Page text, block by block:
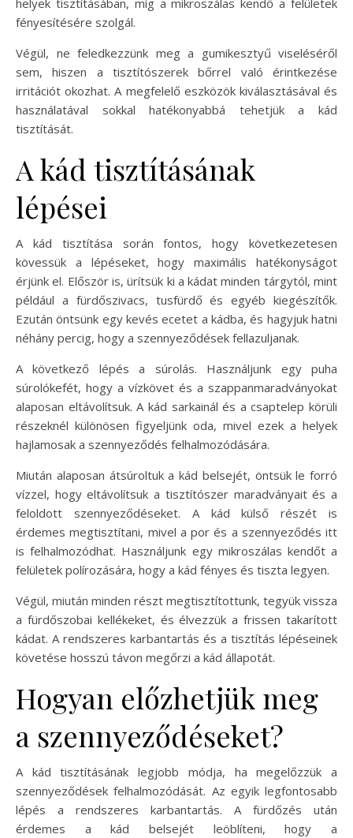
helyek tisztításában, míg a mikroszálas kendő a felületek
fényesítésére szolgál.
Végül, ne feledkezzünk meg a gumikesztyű viseléséről
sem, hiszen a tisztítószerek bőrrel való érintkezése
irritációt okozhat. A megfelelő eszközök kiválasztásával és
használatával sokkal hatékonyabbá tehetjük a kád
tisztítását.
A kád tisztításának
lépései
A kád tisztítása során fontos, hogy következetesen
kövessük a lépéseket, hogy maximális hatékonyságot
érjünk el. Először is, ürítsük ki a kádat minden tárgytól, mint
például a fürdőszivacs, tusfürdő és egyéb kiegészítők.
Ezután öntsünk egy kevés ecetet a kádba, és hagyjuk hatni
néhány percig, hogy a szennyeződések fellazuljanak.
A következő lépés a súrolás. Használjunk egy puha
súrolókefét, hogy a vízkövet és a szappanmaradványokat
alaposan eltávolítsuk. A kád sarkainál és a csaptelep körüli
részeknél különösen figyeljünk oda, mivel ezek a helyek
hajlamosak a szennyeződés felhalmozódására.
Miután alaposan átsúroltuk a kád belsejét, öntsük le forró
vízzel, hogy eltávolítsuk a tisztítószer maradványait és a
feloldott szennyeződéseket. A kád külső részét is
érdemes megtisztítani, mivel a por és a szennyeződés itt
is felhalmozódhat. Használjunk egy mikroszálas kendőt a
felületek polírozására, hogy a kád fényes és tiszta legyen.
Végül, miután minden részt megtisztítottunk, tegyük vissza
a fürdőszobai kellékeket, és élvezzük a frissen takarított
kádat. A rendszeres karbantartás és a tisztítás lépéseinek
követése hosszú távon megőrzi a kád állapotát.
Hogyan előzhetjük meg
a szennyeződéseket?
A kád tisztításának legjobb módja, ha megelőzzük a
szennyeződések felhalmozódását. Az egyik legfontosabb
lépés a rendszeres karbantartás. A fürdőzés után
érdemes a kád belsejét leöblíteni, hogy a